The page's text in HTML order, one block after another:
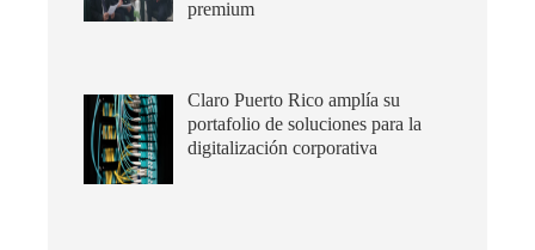
premium
Claro Puerto Rico amplía su
portafolio de soluciones para la
digitalización corporativa